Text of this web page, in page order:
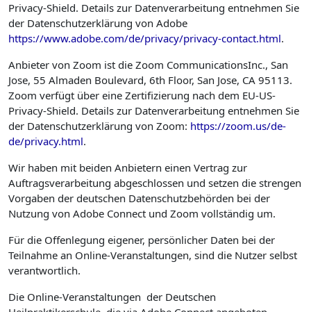
Privacy-Shield. Details zur Datenverarbeitung entnehmen Sie
der Datenschutzerklärung von Adobe
https://www.adobe.com/de/privacy/privacy-contact.html.
Anbieter von Zoom ist die Zoom CommunicationsInc., San
Jose, 55 Almaden Boulevard, 6th Floor, San Jose, CA 95113.
Zoom verfügt über eine Zertifizierung nach dem EU-US-
Privacy-Shield. Details zur Datenverarbeitung entnehmen Sie
der Datenschutzerklärung von Zoom: https://zoom.us/de-
de/privacy.html.
Wir haben mit beiden Anbietern einen Vertrag zur
Auftragsverarbeitung abgeschlossen und setzen die strengen
Vorgaben der deutschen Datenschutzbehörden bei der
Nutzung von Adobe Connect und Zoom vollständig um.
Für die Offenlegung eigener, persönlicher Daten bei der
Teilnahme an Online-Veranstaltungen, sind die Nutzer selbst
verantwortlich.
Die Online-Veranstaltungen der Deutschen